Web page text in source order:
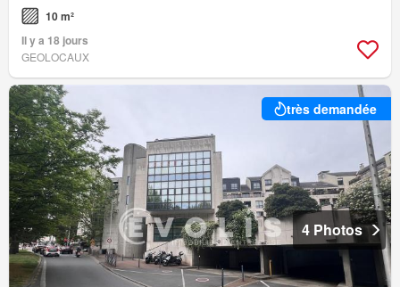
10 m²
Il y a 18 jours
GEOLOCAUX
très demandée
4 Photos